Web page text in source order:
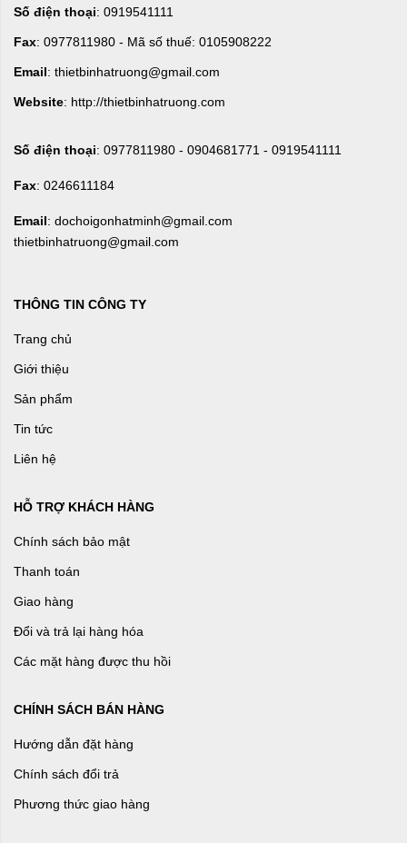
Số điện thoại: 0919541111
Fax: 0977811980 - Mã số thuế: 0105908222
Email: thietbinhatruong@gmail.com
Website: http://thietbinhatruong.com
Số điện thoại: 0977811980 - 0904681771 - 0919541111
Fax: 0246611184
Email: dochoigonhatminh@gmail.com
thietbinhatruong@gmail.com
THÔNG TIN CÔNG TY
Trang chủ
Giới thiệu
Sản phẩm
Tin tức
Liên hệ
HỖ TRỢ KHÁCH HÀNG
Chính sách bảo mật
Thanh toán
Giao hàng
Đổi và trả lại hàng hóa
Các mặt hàng được thu hồi
CHÍNH SÁCH BÁN HÀNG
Hướng dẫn đặt hàng
Chính sách đổi trả
Phương thức giao hàng